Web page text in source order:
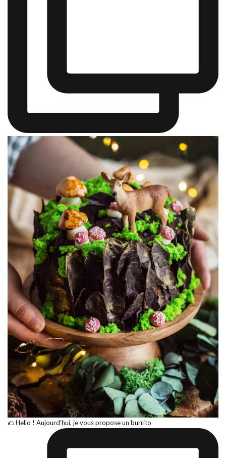
🌮 Hello ! Aujourd’hui, je vous propose un burrito